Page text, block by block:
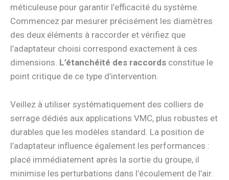
méticuleuse pour garantir l’efficacité du système.
Commencez par mesurer précisément les diamètres
des deux éléments à raccorder et vérifiez que
l’adaptateur choisi correspond exactement à ces
dimensions. L’étanchéité des raccords constitue le
point critique de ce type d’intervention.
Veillez à utiliser systématiquement des colliers de
serrage dédiés aux applications VMC, plus robustes et
durables que les modèles standard. La position de
l’adaptateur influence également les performances :
placé immédiatement après la sortie du groupe, il
minimise les perturbations dans l’écoulement de l’air.